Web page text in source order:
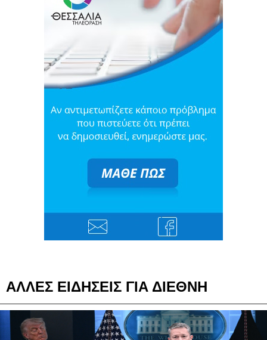
ΑΛΛΕΣ ΕΙΔΗΣΕΙΣ ΓΙΑ ΔΙΕΘΝΗ